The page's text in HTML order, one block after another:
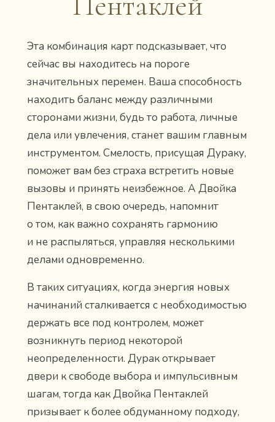
Эта комбинация карт подсказывает, что
сейчас вы находитесь на пороге
значительных перемен. Ваша способность
находить баланс между различными
сторонами жизни, будь то работа, личные
дела или увлечения, станет вашим главным
инструментом. Смелость, присущая Дураку,
поможет вам без страха встретить новые
вызовы и принять неизбежное. А Двойка
Пентаклей, в свою очередь, напомнит
о том, как важно сохранять гармонию
и не распыляться, управляя несколькими
делами одновременно.
В таких ситуациях, когда энергия новых
начинаний сталкивается с необходимостью
держать все под контролем, может
возникнуть период некоторой
неопределенности. Дурак открывает
двери к свободе выбора и импульсивным
шагам, тогда как Двойка Пентаклей
призывает к более обдуманному подходу,